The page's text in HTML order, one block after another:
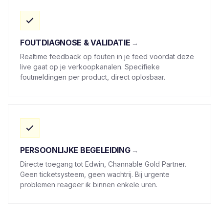
FOUTDIAGNOSE & VALIDATIE
Realtime feedback op fouten in je feed voordat deze
live gaat op je verkoopkanalen. Specifieke
foutmeldingen per product, direct oplosbaar.
PERSOONLIJKE BEGELEIDING
Directe toegang tot Edwin, Channable Gold Partner.
Geen ticketsysteem, geen wachtrij. Bij urgente
problemen reageer ik binnen enkele uren.